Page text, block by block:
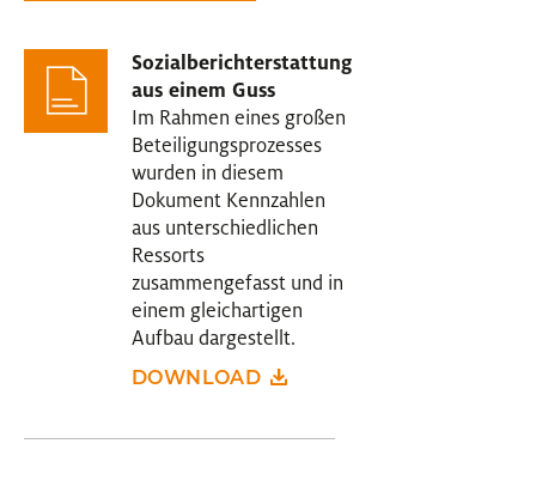
Sozialberichterstattung
aus einem Guss
Im Rahmen eines großen
Beteiligungsprozesses
wurden in diesem
Dokument Kennzahlen
aus unterschiedlichen
Ressorts
zusammengefasst und in
einem gleichartigen
Aufbau dargestellt.
DOWNLOAD